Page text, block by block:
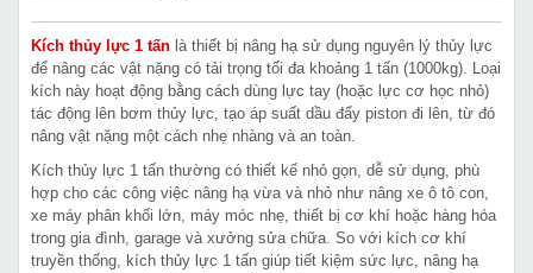
Kích thủy lực 1 tấn là thiết bị nâng hạ sử dụng nguyên lý thủy lực
để nâng các vật nặng có tải trọng tối đa khoảng 1 tấn (1000kg). Loại
kích này hoạt động bằng cách dùng lực tay (hoặc lực cơ học nhỏ)
tác động lên bơm thủy lực, tạo áp suất dầu đẩy piston đi lên, từ đó
nâng vật nặng một cách nhẹ nhàng và an toàn.
Kích thủy lực 1 tấn thường có thiết kế nhỏ gọn, dễ sử dụng, phù
hợp cho các công việc nâng hạ vừa và nhỏ như nâng xe ô tô con,
xe máy phân khối lớn, máy móc nhẹ, thiết bị cơ khí hoặc hàng hóa
trong gia đình, garage và xưởng sửa chữa. So với kích cơ khí
truyền thống, kích thủy lực 1 tấn giúp tiết kiệm sức lực, nâng hạ